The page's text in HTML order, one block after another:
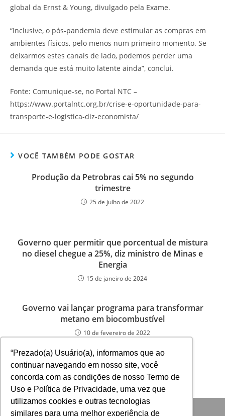
“Prezado(a) Usuário(a), informamos que ao
continuar navegando em nosso site, você
concorda com as condições de nosso Termo de
Uso e Política de Privacidade, uma vez que
utilizamos cookies e outras tecnologias
similares para uma melhor experiência de
global da Ernst & Young, divulgado pela Exame.
“Inclusive, o pós-pandemia deve estimular as compras em
ambientes físicos, pelo menos num primeiro momento. Se
deixarmos estes canais de lado, podemos perder uma
demanda que está muito latente ainda”, conclui.
Fonte: Comunique-se, no Portal NTC –
https://www.portalntc.org.br/crise-e-oportunidade-para-
transporte-e-logistica-diz-economista/
VOCÊ TAMBÉM PODE GOSTAR
Produção da Petrobras cai 5% no segundo
trimestre
25 de julho de 2022
Governo quer permitir que porcentual de mistura
no diesel chegue a 25%, diz ministro de Minas e
Energia
15 de janeiro de 2024
Governo vai lançar programa para transformar
metano em biocombustível
10 de fevereiro de 2022